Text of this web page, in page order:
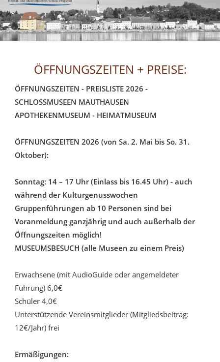
ÖFFNUNGSZEITEN + PREISE:
ÖFFNUNGSZEITEN - PREISLISTE 2026 -
SCHLOSSMUSEEN MAUTHAUSEN
APOTHEKENMUSEUM - HEIMATMUSEUM
ÖFFNUNGSZEITEN 2026 (von Sa. 2. Mai bis So. 31.
Oktober):
Sonntag: 14 – 17 Uhr (Einlass bis 16.45 Uhr) - auch
während der Kulturgenusswochen
Gruppenführungen ab 10 Personen sind bei
Voranmeldung ganzjährig und auch außerhalb der
Öffnungszeiten möglich!
MUSEUMSBESUCH (alle Museen zu einem Preis)
Erwachsene (mit AudioGuide oder angemeldeter
Führung) 6,0€
Schüler 4,0€
Unterstützende Vereinsmitglieder (Mitgliedsbeitrag:
12€/Jahr) frei
Ermäßigungen: